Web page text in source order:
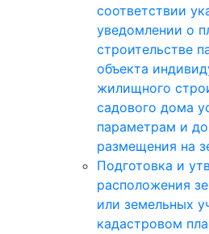
соответствии
уведомлении о
строительстве
объекта
жилищного
садового дома
параметрам и
размещения на
Подготовка и
расположения
или земельных
кадастровом